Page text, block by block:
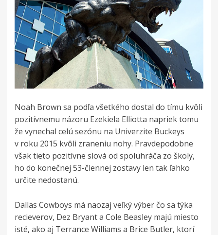
Noah Brown sa podľa všetkého dostal do tímu kvôli
pozitívnemu názoru Ezekiela Elliotta napriek tomu
že vynechal celú sezónu na Univerzite Buckeys
v roku 2015 kvôli zraneniu nohy. Pravdepodobne
však tieto pozitívne slová od spoluhráča zo školy,
ho do konečnej 53-člennej zostavy len tak ľahko
určite nedostanú.
Dallas Cowboys má naozaj veľký výber čo sa týka
recieverov, Dez Bryant a Cole Beasley majú miesto
isté, ako aj Terrance Williams a Brice Butler, ktorí